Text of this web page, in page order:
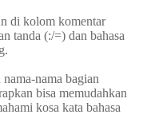
di kolom komentar
tanda (:/=) dan bahasa
nama bagian
bisa memudahkan
kosa kata bahasa